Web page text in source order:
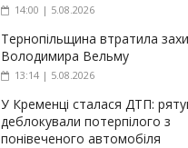
14:00 | 5.08.2026
Тернопільщина втратила
Володимира Вельму
13:14 | 5.08.2026
У Кременці сталася ДТП:
деблокували потерпілого з
понівеченого автомобіля